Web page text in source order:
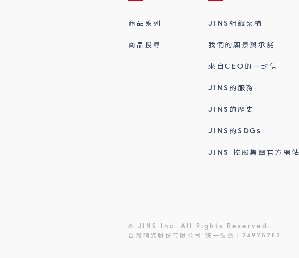
商品系列
商品搜尋
JINS組織架構
我們的願景與承諾
來自CEO的一封信
JINS的服務
JINS的歷史
JINS的SDGs
JINS 控股集團官方網站
© JINS Inc. All Rights Reserved.
台灣睛姿股份有限公司 統一編號：24975282